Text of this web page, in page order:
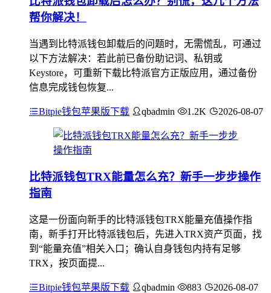
帮你解决！
当遇到比特派钱包卸载后的问题时，无需慌乱，可通过
以下方法解决：若此前已备份助记词、私钥或
Keystore，可重新下载比特派官方正版应用，通过备份
信息完成钱包恢复...
Bitpie钱包苹果版下载 qbadmin 1.2K 2026-08-07
比特派钱包TRX能量怎么充？新手一步步操作
指南
这是一份面向新手的比特派钱包TRX能量充值操作指
南，新手打开比特派钱包后，先进入TRX资产页面，找
到“能量充值”相关入口；确认自身钱包内持有足够
TRX，按页面提...
Bitpie钱包苹果版下载 qbadmin 883 2026-08-07